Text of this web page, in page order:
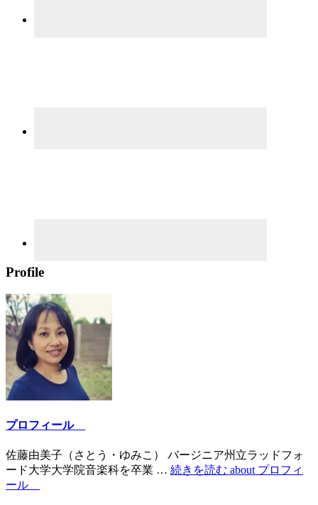
Profile
プロフィール
佐藤由美子（さとう・ゆみこ） バージニア州立ラッドフォ
ード大学大学院音楽科を卒業 … 続きを読む about プロフィ
ール